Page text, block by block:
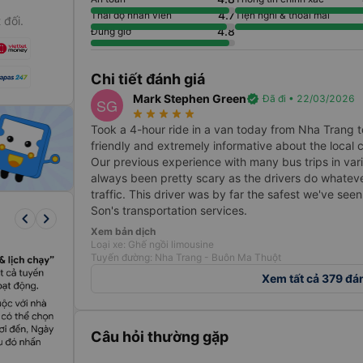
đối.
keyboard_arrow_left keyboard_arrow_right
các ngày
hoạch sớm
Thái độ nhân viên 4.7Tiện nghi & thoải mái
Đúng giờ 4.8
Chi tiết đánh giá
SG Mark Stephen Greenverified Đã đi • 22/03/2026
star_rate star_rate star_rate star_rate star_rate
Took a 4-hour ride in a van today from Nha Trang
friendly and extremely informative about the local
Our previous experience with many bus trips in
always been pretty scary as the drivers do
traffic. This driver was by far the safest we've
Son's transportation services.
Xem bản dịch
Loại xe: Ghế ngồi limousine
Tuyến đường: Nha Trang - Buôn Ma Thuột
Xem tất cả 379
Câu hỏi thường gặp